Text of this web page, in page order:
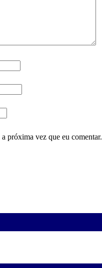
próxima vez que eu comentar.